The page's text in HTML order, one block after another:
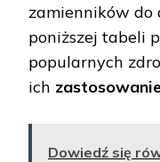
zamienników do
poniższej tabeli
popularnych
ich
Dowiedź się